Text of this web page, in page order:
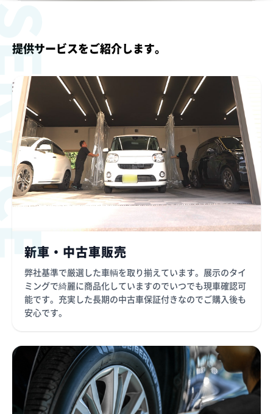
提供サービスをご紹介します。
新車・中古車販売
弊社基準で厳選した車輌を取り揃えています。展示のタイ
ミングで綺麗に商品化していますのでいつでも現車確認可
能です。充実した長期の中古車保証付きなのでご購入後も
安心です。